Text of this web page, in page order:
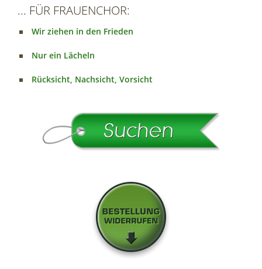
... FÜR FRAUENCHOR:
Wir ziehen in den Frieden
Nur ein Lächeln
Rücksicht, Nachsicht, Vorsicht